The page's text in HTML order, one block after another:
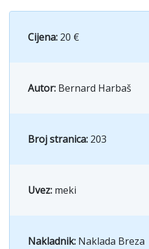
Cijena: 20 €
Autor: Bernard Harbaš
Broj stranica: 203
Uvez: meki
Nakladnik: Naklada Breza